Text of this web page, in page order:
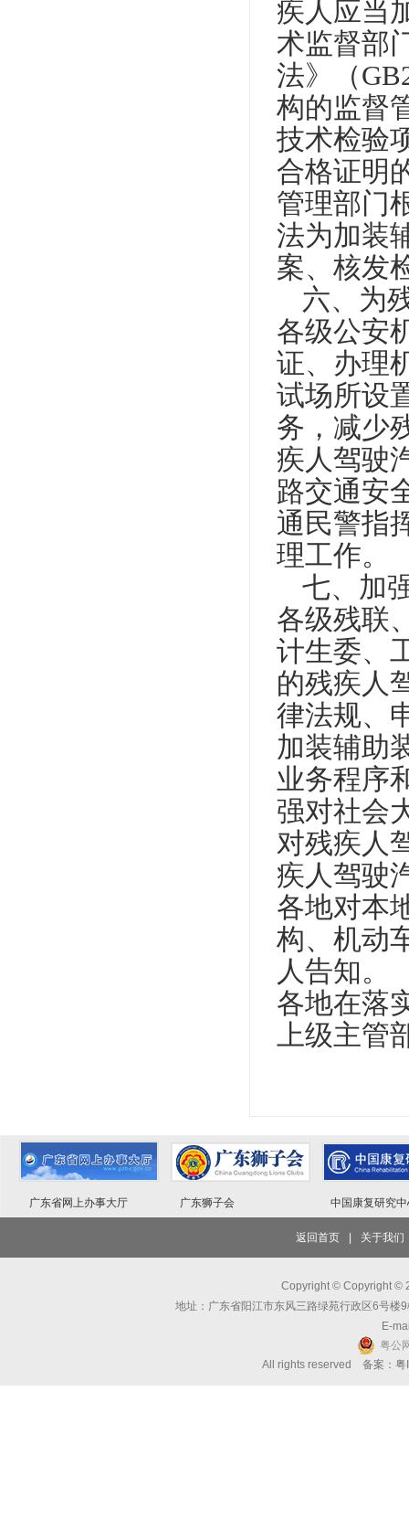
疾人应当
术监督部
法》（
构的监督
技术检验
合格证明
管理部门
法为加装
案、核发
六、为
各级公安
证、办理
试场所设
务，减少
疾人驾驶
路交通安
通民警指
理工作。
七、加
各级残联
计生委、
的残疾人
律法规、
加装辅助
业务程序
强对社会
对残疾人
疾人驾驶
各地对本
构、机动
人告知。
各地在落
上级主管
广东省网上办事大厅 广东狮子会 中国康复研究
返回首页 关于我们
Copyright © Copyright ©
地址：广东省阳江市东风三路绿苑行政区6号
E-
粤公
All rights reserved 备案：粤